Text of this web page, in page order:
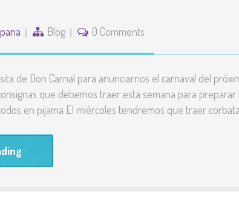
Blog 0 Comments
de Don Carnal para anunciarnos el carnaval del
que debemos traer esta semana para
en pijama El miércoles tendremos que traer